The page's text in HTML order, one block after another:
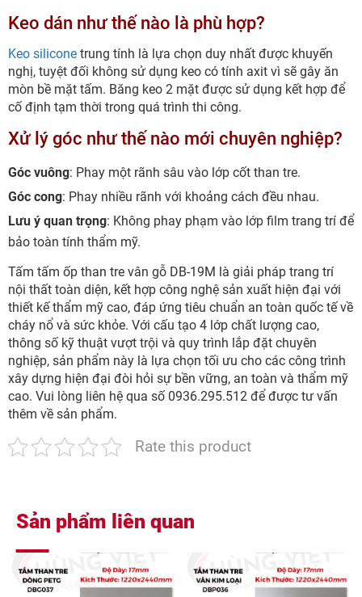
Keo dán như thế nào là phù hợp?
Keo silicone trung tính là lựa chọn duy nhất được khuyến
nghị, tuyệt đối không sử dụng keo có tính axit vì sẽ gây ăn
mòn bề mặt tấm. Băng keo 2 mặt được sử dụng kết hợp để
cố định tạm thời trong quá trình thi công.
Xử lý góc như thế nào mới chuyên nghiệp?
Góc vuông: Phay một rãnh sâu vào lớp cốt than tre.
Góc cong: Phay nhiều rãnh với khoảng cách đều nhau.
Lưu ý quan trọng: Không phay phạm vào lớp film trang trí để
bảo toàn tính thẩm mỹ.
Tấm tấm ốp than tre vân gỗ DB-19M là giải pháp trang trí
nội thất toàn diện, kết hợp công nghệ sản xuất hiện đại với
thiết kế thẩm mỹ cao, đáp ứng tiêu chuẩn an toàn quốc tế về
cháy nổ và sức khỏe. Với cấu tạo 4 lớp chất lượng cao,
thông số kỹ thuật vượt trội và quy trình lắp đặt chuyên
nghiệp, sản phẩm này là lựa chọn tối ưu cho các công trình
xây dựng hiện đại đòi hỏi sự bền vững, an toàn và thẩm mỹ
cao. Vui lòng liên hệ qua số 0936.295.512 để được tư vấn
thêm về sản phẩm.
Rate this product
Sản phẩm liên quan